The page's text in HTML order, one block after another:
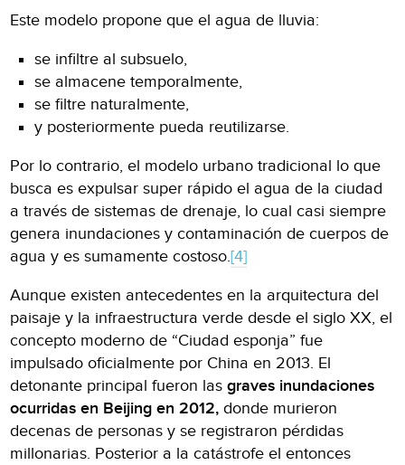
Este modelo propone que el agua de lluvia:
se infiltre al subsuelo,
se almacene temporalmente,
se filtre naturalmente,
y posteriormente pueda reutilizarse.
Por lo contrario, el modelo urbano tradicional lo que
busca es expulsar super rápido el agua de la ciudad
a través de sistemas de drenaje, lo cual casi siempre
genera inundaciones y contaminación de cuerpos de
agua y es sumamente costoso.[4]
Aunque existen antecedentes en la arquitectura del
paisaje y la infraestructura verde desde el siglo XX, el
concepto moderno de “Ciudad esponja” fue
impulsado oficialmente por China en 2013. El
detonante principal fueron lasgraves inundaciones
ocurridas en Beijing en 2012, donde murieron
decenas de personas y se registraron pérdidas
millonarias. Posterior a la catástrofe el entonces